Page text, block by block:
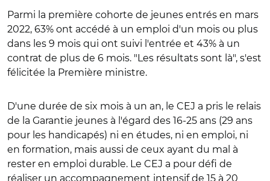
Parmi la première cohorte de jeunes entrés en mars
2022, 63% ont accédé à un emploi d'un mois ou plus
dans les 9 mois qui ont suivi l'entrée et 43% à un
contrat de plus de 6 mois. "Les résultats sont là", s'est
félicitée la Première ministre.
D'une durée de six mois à un an, le CEJ a pris le relais
de la Garantie jeunes à l'égard des 16-25 ans (29 ans
pour les handicapés) ni en études, ni en emploi, ni
en formation, mais aussi de ceux ayant du mal à
rester en emploi durable. Le CEJ a pour défi de
réaliser un accompagnement intensif de 15 à 20